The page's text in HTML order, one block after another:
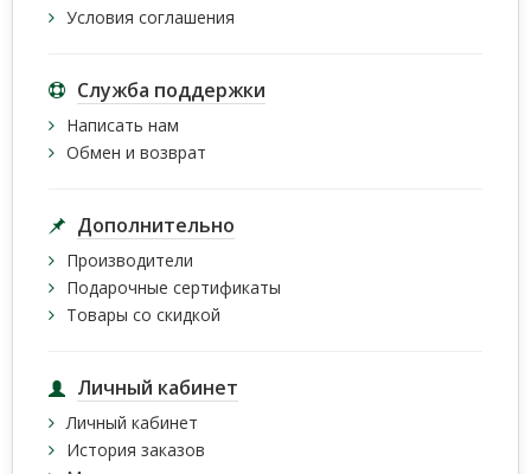
Условия соглашения
Служба поддержки
Написать нам
Обмен и возврат
Дополнительно
Производители
Подарочные сертификаты
Товары со скидкой
Личный кабинет
Личный кабинет
История заказов